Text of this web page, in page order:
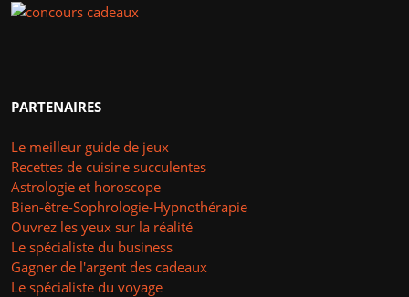
PARTENAIRES
Le meilleur guide de jeux
Recettes de cuisine succulentes
Astrologie et horoscope
Bien-être-Sophrologie-Hypnothérapie
Ouvrez les yeux sur la réalité
Le spécialiste du business
Gagner de l'argent des cadeaux
Le spécialiste du voyage